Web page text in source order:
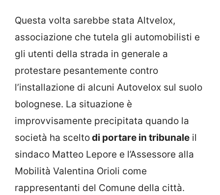
Questa volta sarebbe stata Altvelox,
associazione che tutela gli automobilisti e
gli utenti della strada in generale a
protestare pesantemente contro
l’installazione di alcuni Autovelox sul suolo
bolognese. La situazione è
improvvisamente precipitata quando la
società ha sceltodi portare in tribunale il
sindaco Matteo Lepore e l’Assessore alla
Mobilità Valentina Orioli come
rappresentanti del Comune della città.